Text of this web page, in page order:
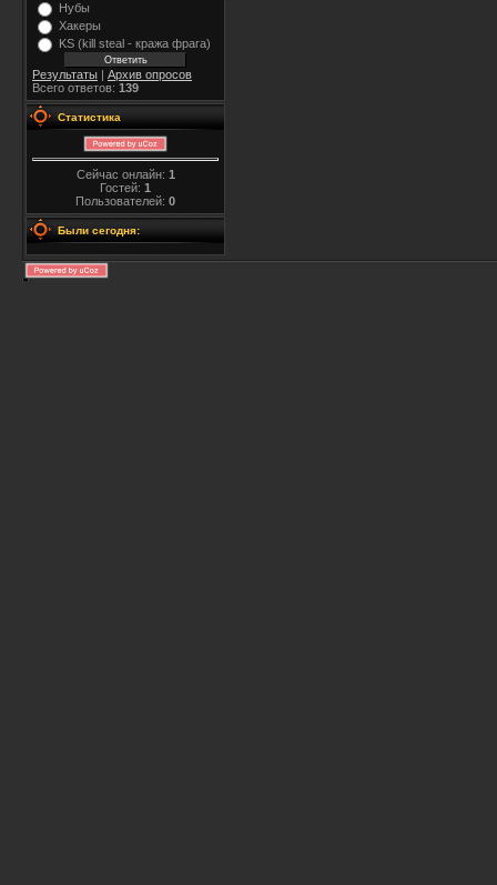
Нубы
Хакеры
KS (kill steal - кража фрага)
Результаты | Архив опросов
Всего ответов: 139
Статистика
Сейчас онлайн: 1
Гостей: 1
Пользователей: 0
Были сегодня: